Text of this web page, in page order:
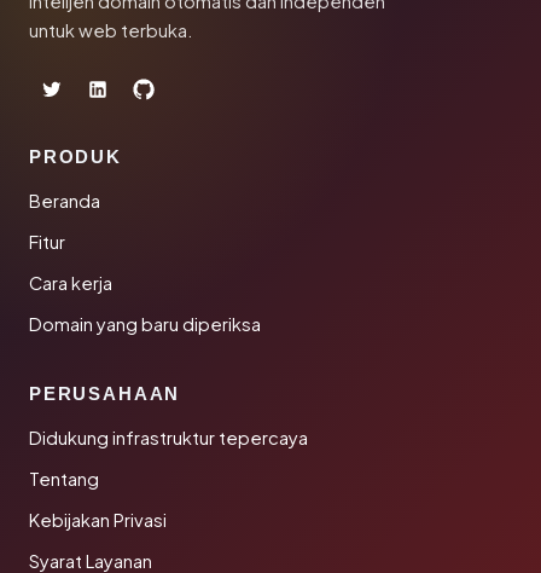
untuk web terbuka.
PRODUK
Beranda
Fitur
Cara kerja
Domain yang baru diperiksa
PERUSAHAAN
Didukung infrastruktur tepercaya
Tentang
Kebijakan Privasi
Syarat Layanan